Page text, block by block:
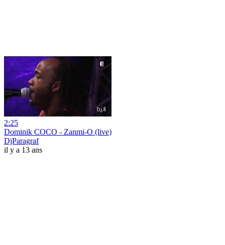
2:25
Dominik COCO - Zanmi-O (live)
DjParagraf
il y a 13 ans